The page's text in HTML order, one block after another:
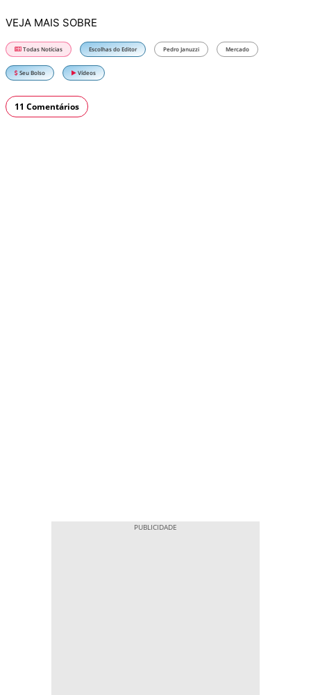
VEJA MAIS SOBRE
Todas Notícias Escolhas do Editor Pedro Januzzi Mercado
Seu Bolso Vídeos
11 Comentários